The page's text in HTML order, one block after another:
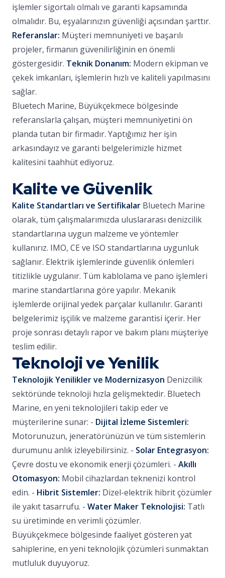
işlemler sigortalı olmalı ve garanti kapsamında
olmalıdır. Bu, eşyalarınızın güvenliği açısından şarttır.
Referanslar: Müşteri memnuniyeti ve başarılı
projeler, firmanın güvenilirliğinin en önemli
göstergesidir. Teknik Donanım: Modern ekipman ve
çekek imkanları, işlemlerin hızlı ve kaliteli yapılmasını
sağlar.
Bluetech Marine, Büyükçekmece bölgesinde
referanslarla çalışan, müşteri memnuniyetini ön
planda tutan bir firmadır. Yaptığımız her işin
arkasındayız ve garanti belgelerimizle hizmet
kalitesini taahhüt ediyoruz.
Kalite ve Güvenlik
Kalite Standartları ve Sertifikalar Bluetech Marine
olarak, tüm çalışmalarımızda uluslararası denizcilik
standartlarına uygun malzeme ve yöntemler
kullanırız. IMO, CE ve ISO standartlarına uygunluk
sağlanır. Elektrik işlemlerinde güvenlik önlemleri
titizlikle uygulanır. Tüm kablolama ve pano işlemleri
marine standartlarına göre yapılır. Mekanik
işlemlerde orijinal yedek parçalar kullanılır. Garanti
belgelerimiz işçilik ve malzeme garantisi içerir. Her
proje sonrası detaylı rapor ve bakım planı müşteriye
teslim edilir.
Teknoloji ve Yenilik
Teknolojik Yenilikler ve Modernizasyon Denizcilik
sektöründe teknoloji hızla gelişmektedir. Bluetech
Marine, en yeni teknolojileri takip eder ve
müşterilerine sunar: - Dijital İzleme Sistemleri:
Motorunuzun, jeneratörünüzün ve tüm sistemlerin
durumunu anlık izleyebilirsiniz. - Solar Entegrasyon:
Çevre dostu ve ekonomik enerji çözümleri. - Akıllı
Otomasyon: Mobil cihazlardan teknenizi kontrol
edin. - Hibrit Sistemler: Dizel-elektrik hibrit çözümler
ile yakıt tasarrufu. - Water Maker Teknolojisi: Tatlı
su üretiminde en verimli çözümler.
Büyükçekmece bölgesinde faaliyet gösteren yat
sahiplerine, en yeni teknolojik çözümleri sunmaktan
mutluluk duyuyoruz.